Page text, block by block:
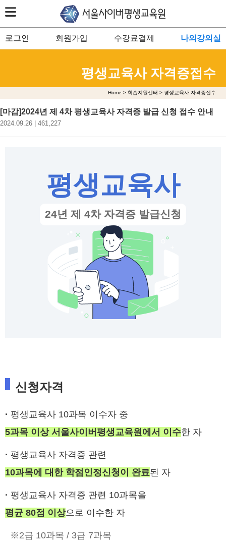
로그인 회원가입 수강료결제 나의강의실
평생교육사 자격증접수
Home > 학습지원센터 > 평생교육사 자격증접수
[마감]2024년 제 4차 평생교육사 자격증 발급 신청 접수 안내
2024.09.26 | 461,227
평생교육사
24년 제 4차 자격증 발급신청
신청자격
· 평생교육사 10과목 이수자 중
5과목 이상 서울사이버평생교육원에서 이수한 자
· 평생교육사 자격증 관련
10과목에 대한 학점인정신청이 완료된 자
· 평생교육사 자격증 관련 10과목을
평균 80점 이상으로 이수한 자
※2급 10과목 / 3급 7과목